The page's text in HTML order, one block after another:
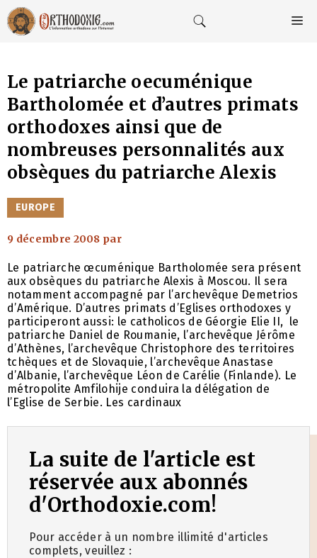
Aller
au
contenu
Le patriarche oecuménique
Bartholomée et d’autres primats
orthodoxes ainsi que de
nombreuses personnalités aux
obsèques du patriarche Alexis
CATÉGORIES
EUROPE
9 décembre 2008 par
Le patriarche œcuménique Bartholomée sera présent
aux obsèques du patriarche Alexis à Moscou. Il sera
notamment accompagné par l’archevêque Demetrios
d’Amérique. D’autres primats d’Eglises orthodoxes y
participeront aussi: le catholicos de Géorgie Elie II, le
patriarche Daniel de Roumanie, l’archevêque Jérôme
d’Athènes, l’archevêque Christophore des territoires
tchèques et de Slovaquie, l’archevêque Anastase
d’Albanie, l’archevêque Léon de Carélie (Finlande). Le
métropolite Amfilohije conduira la délégation de
l’Eglise de Serbie. Les cardinaux
La suite de l'article est
réservée aux abonnés
d'Orthodoxie.com!
Pour accéder à un nombre illimité d'articles
complets, veuillez :